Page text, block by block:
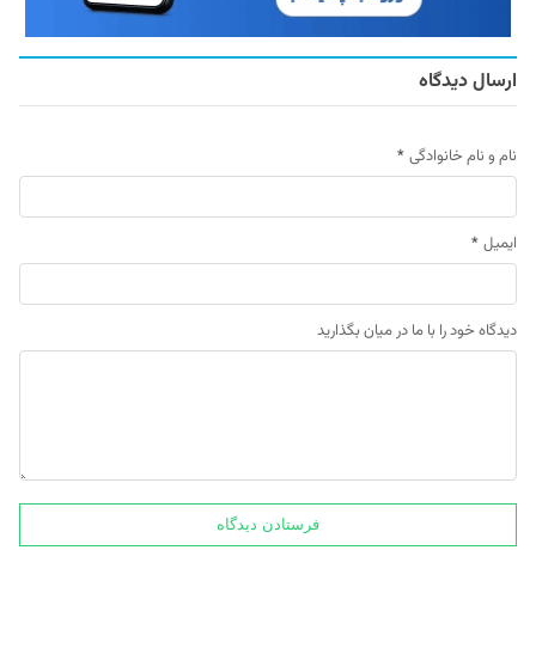
ارسال دیدگاه
نام و نام خانوادگی *
ایمیل *
دیدگاه خود را با ما در میان بگذارید